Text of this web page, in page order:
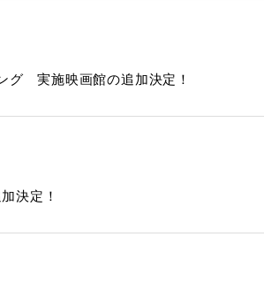
グ 実施映画館の追加決定！
決定！